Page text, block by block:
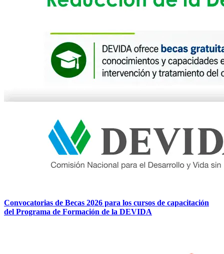
Convocatorias de Becas 2026 para los cursos de capacitación
del Programa de Formación de la DEVIDA